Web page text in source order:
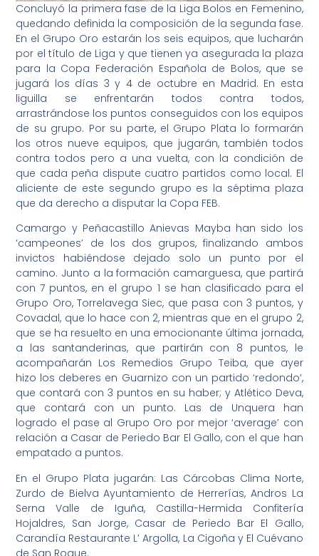
Concluyó la primera fase de la Liga Bolos en Femenino,
quedando definida la composición de la segunda fase.
En el Grupo Oro estarán los seis equipos, que lucharán
por el título de Liga y que tienen ya asegurada la plaza
para la Copa Federación Española de Bolos, que se
jugará los días 3 y 4 de octubre en Madrid. En esta
liguilla se enfrentarán todos contra todos,
arrastrándose los puntos conseguidos con los equipos
de su grupo. Por su parte, el Grupo Plata lo formarán
los otros nueve equipos, que jugarán, también todos
contra todos pero a una vuelta, con la condición de
que cada peña dispute cuatro partidos como local. El
aliciente de este segundo grupo es la séptima plaza
que da derecho a disputar la Copa FEB.
Camargo y Peñacastillo Anievas Mayba han sido los
‘campeones’ de los dos grupos, finalizando ambos
invictos habiéndose dejado solo un punto por el
camino. Junto a la formación camarguesa, que partirá
con 7 puntos, en el grupo 1 se han clasificado para el
Grupo Oro, Torrelavega Siec, que pasa con 3 puntos, y
Covadal, que lo hace con 2, mientras que en el grupo 2,
que se ha resuelto en una emocionante última jornada,
a las santanderinas, que partirán con 8 puntos, le
acompañarán Los Remedios Grupo Teiba, que ayer
hizo los deberes en Guarnizo con un partido ‘redondo’,
que contará con 3 puntos en su haber; y Atlético Deva,
que contará con un punto. Las de Unquera han
logrado el pase al Grupo Oro por mejor ‘average’ con
relación a Casar de Periedo Bar El Gallo, con el que han
empatado a puntos.
En el Grupo Plata jugarán: Las Cárcobas Clima Norte,
Zurdo de Bielva Ayuntamiento de Herrerías, Andros La
Serna Valle de Iguña, Castilla-Hermida Confitería
Hojaldres, San Jorge, Casar de Periedo Bar El Gallo,
Carandía Restaurante L’ Argolla, La Cigoña y El Cuévano
de San Roque.